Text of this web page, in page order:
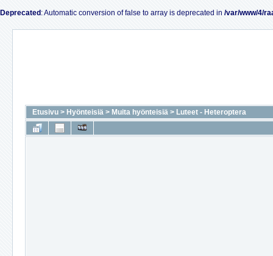
Deprecated : Automatic conversion of false to array is deprecated in /var/www/4/
Etusivu > Hyönteisiä > Muita hyönteisiä > Luteet - Heteroptera